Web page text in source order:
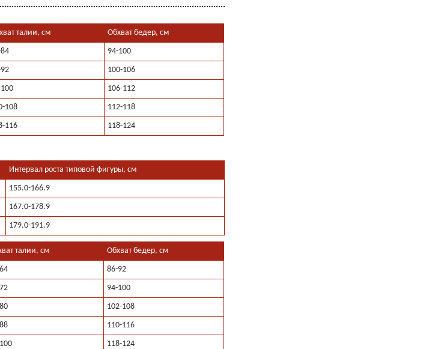
талии, см Обхват бедер, см
94-100
100-106
106-112
108 112-118
116 118-124
Интервал роста типовой фигуры, см
155.0-166.9
167.0-178.9
179.0-191.9
талии, см Обхват бедер, см
86-92
94-100
102-108
110-116
118-124